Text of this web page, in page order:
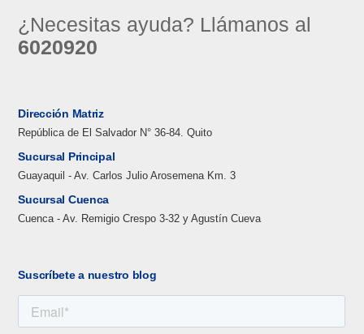
Dirección Matriz
República de El Salvador N° 36-84. Quito
Sucursal Principal
Guayaquil - Av. Carlos Julio Arosemena Km. 3
Sucursal Cuenca
Cuenca - Av. Remigio Crespo 3-32 y Agustín Cueva
¿Necesitas ayuda? Llámanos al
6020920
Suscríbete a nuestro blog